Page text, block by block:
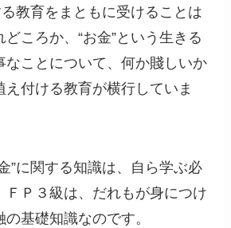
る教育をまともに受けることは
ころか、“お金”という生きる
なことについて、何か賤しいか
え付ける教育が横行していま
”に関する知識は、自ら学ぶ必
ＦＰ３級は、だれもが身につけ
基礎知識なのです。